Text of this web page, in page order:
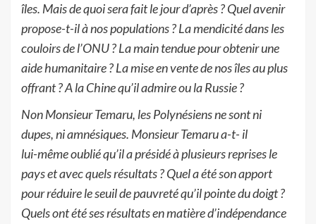
îles. Maisde quoi sera fait le jour d’après?Quel avenir
propose-t-il à nos populations ? Lamendicitédansles
couloirsdel’ONU?Lamaintenduepourobtenirune
aidehumanitaire ? La mise en vente de nos îles au plus
offrant? A la Chine qu’il admireoula Russie ?
Non Monsieur Temaru, les Polynésiens ne sont ni
dupes, ni amnésiques. MonsieurTemaru a-t- il
lui-même oublié qu’il a présidé à plusieurs reprises le
payset avec quelsrésultats ? Quel a étéson apport
pour réduire le seuil de pauvreté qu’il pointe du doigt?
Quelsont été ses résultats enmatière d’indépendance